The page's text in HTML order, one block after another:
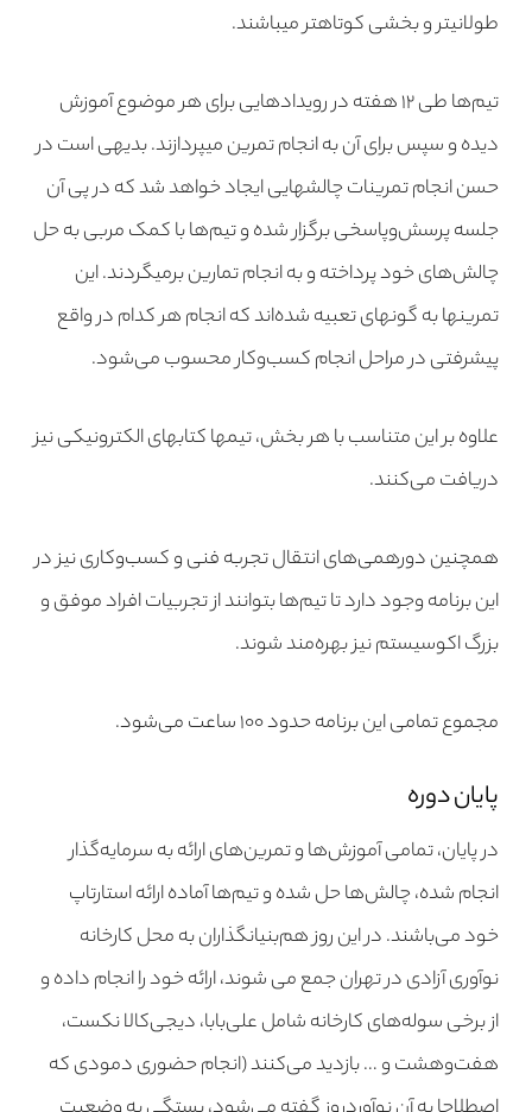
طولانی­تر و بخشی کوتاه­تر می­باشند.
تیم‌ها طی ۱۲ هفته در رویدادهایی برای هر موضوع آموزش
دیده و سپس برای آن به انجام تمرین می­پردازند. بدیهی است در
حسن انجام تمرینات چالش­هایی ایجاد خواهد شد که در پی آن
جلسه پرسش‌وپاسخی برگزار شده و تیم‌ها با کمک مربی به حل
چالش‌های خود پرداخته و به انجام تمارین برمی­گردند. این
تمرین­ها به گونه­ای تعبیه شده‌اند که انجام هر کدام در واقع
پیشرفتی در مراحل انجام کسب‌وکار محسوب می‌شود.
علاوه بر این متناسب با هر بخش، تیم­ها کتاب­های الکترونیکی نیز
دریافت می‌کنند.
همچنین دورهمی‌های انتقال تجربه فنی و کسب‌وکاری نیز در
این برنامه وجود دارد تا تیم‌ها بتوانند از تجربیات افراد موفق و
بزرگ اکوسیستم نیز بهره‌مند شوند.
مجموع تمامی این برنامه حدود ۱۰۰ ساعت می‌شود.
پایان دوره
در پایان، تمامی آموزش‌ها و تمرین‌های ارائه به سرمایه‌گذار
انجام شده، چالش‌ها حل شده و تیم‌ها آماده ارائه استارتاپ
خود می‌باشند. در این روز هم‌بنیانگذاران به محل کارخانه
نوآوری آزادی در تهران جمع می شوند، ارائه خود را انجام داده و
از برخی سوله‌های کارخانه شامل علی‌بابا، دیجی‌کالا نکست،
هفت‌وهشت و … بازدید می‌کنند (انجام حضوری دمودی که